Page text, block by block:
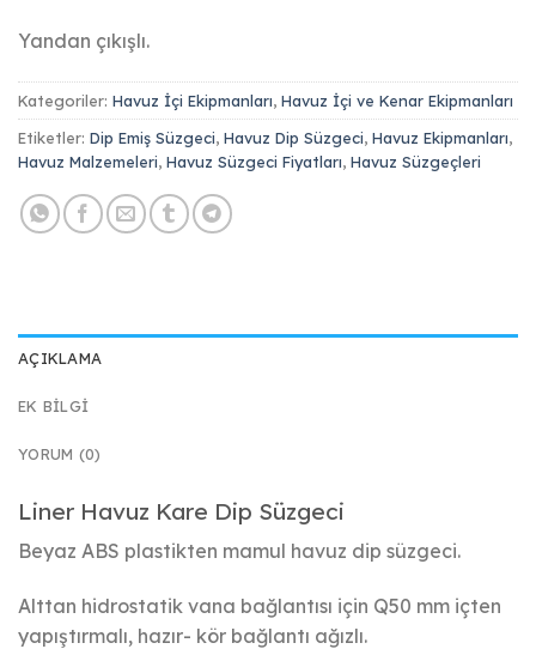
Yandan çıkışlı.
Kategoriler: Havuz İçi Ekipmanları, Havuz İçi ve Kenar Ekipmanları
Etiketler: Dip Emiş Süzgeci, Havuz Dip Süzgeci, Havuz Ekipmanları,
Havuz Malzemeleri, Havuz Süzgeci Fiyatları, Havuz Süzgeçleri
AÇIKLAMA
EK BILGI
YORUM (0)
Liner Havuz Kare Dip Süzgeci
Beyaz ABS plastikten mamul havuz dip süzgeci.
Alttan hidrostatik vana bağlantısı için Q50 mm içten
yapıştırmalı, hazır- kör bağlantı ağızlı.